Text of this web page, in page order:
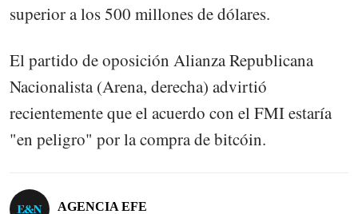
superior a los 500 millones de dólares.
El partido de oposición Alianza Republicana
Nacionalista (Arena, derecha) advirtió
recientemente que el acuerdo con el FMI estaría
"en peligro" por la compra de bitcóin.
AGENCIA EFE